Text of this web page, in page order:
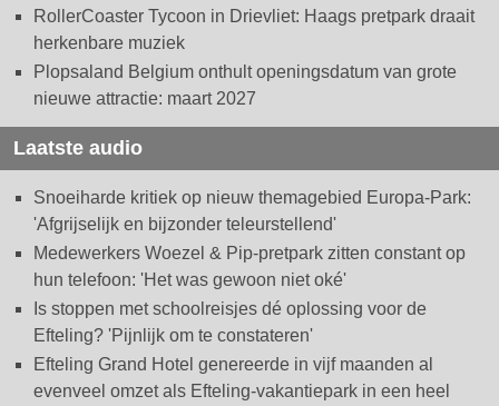
RollerCoaster Tycoon in Drievliet: Haags pretpark draait
herkenbare muziek
Plopsaland Belgium onthult openingsdatum van grote
nieuwe attractie: maart 2027
Laatste audio
Snoeiharde kritiek op nieuw themagebied Europa-Park:
'Afgrijselijk en bijzonder teleurstellend'
Medewerkers Woezel & Pip-pretpark zitten constant op
hun telefoon: 'Het was gewoon niet oké'
Is stoppen met schoolreisjes dé oplossing voor de
Efteling? 'Pijnlijk om te constateren'
Efteling Grand Hotel genereerde in vijf maanden al
evenveel omzet als Efteling-vakantiepark in een heel